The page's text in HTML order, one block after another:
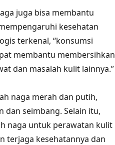
juga bisa membantu
kesehatan
terkenal, “konsumsi
membantu membersihkan
dan masalah kulit lainnya.”
naga merah dan putih,
seimbang. Selain itu,
naga untuk perawatan kulit
terjaga kesehatannya dan